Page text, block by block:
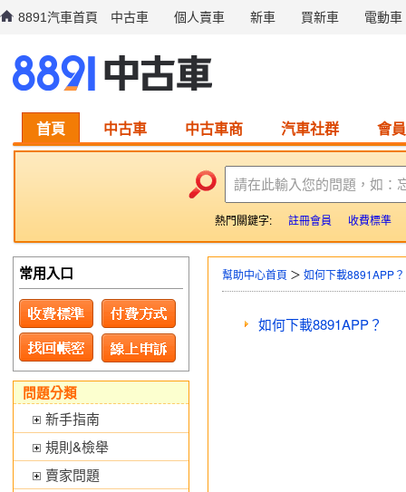
8891汽車首頁 中古車 個人賣車 新車 買新車 電動車
首頁 中古車 中古車商 汽車社群 會
請在此輸入您的問題，如：
熱門關鍵字: 註冊會員 收費標準
幫助中心首頁 ＞ 如何下載8891APP？
如何下載8891APP？
常用入口
問題分類
新手指南
規則&檢舉
賣家問題